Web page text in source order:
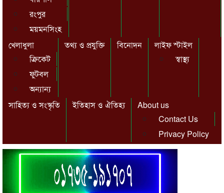
রংপুর
ময়মনসিংহ
খেলাধুলা
ক্রিকেট
ফুটবল
অন্যান্য
তথ্য ও প্রযুক্তি বিনোদন
লাইফ স্টাইল
স্বাস্থ্য
সাহিত্য ও সংস্কৃতি ইতিহাস ও ঐতিহ্য
About us
Contact Us
Privacy Policy